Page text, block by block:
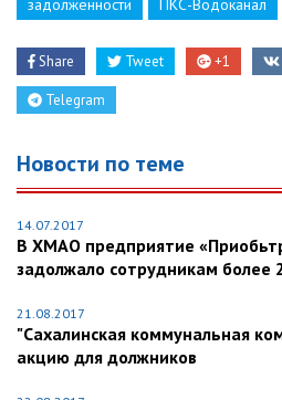
задолженности ПКС-Водоканал
Share Tweet +1
Telegram
Новости по теме
14.07.2017
В ХМАО предприятие
задолжало сотрудникам более
21.08.2017
"Сахалинская коммунальная
акцию для должников